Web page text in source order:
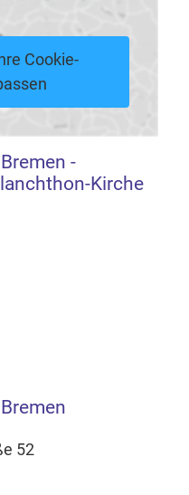
Cookie-
-
Kirche
52